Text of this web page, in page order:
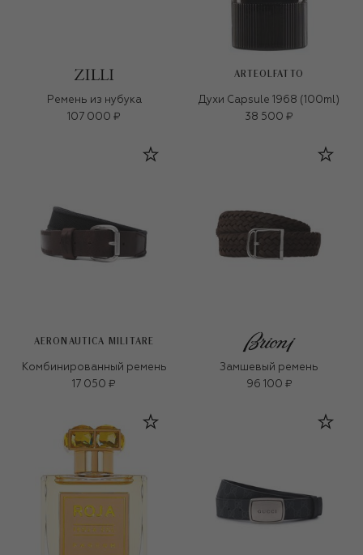
Ремень из нубука
107 000 ₽
ARTEOLFATTO
Духи Capsule 1968 (100ml)
38 500 ₽
AERONAUTICA MILITARE
Комбинированный ремень
17 050 ₽
Замшевый ремень
96 100 ₽